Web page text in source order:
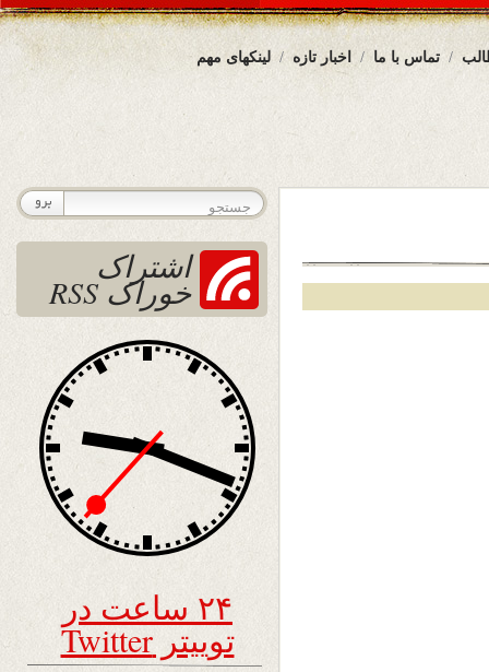
لینکهای مهم اخبار تازه تماس با ما
اشتراک
خوراک RSS
۲۴ ساعت در
توییتر Twitter